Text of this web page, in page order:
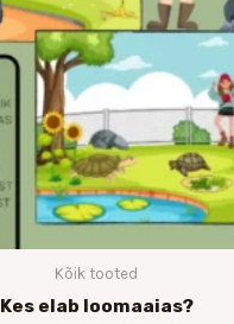
Kõik tooted
Kes elab loomaaias?